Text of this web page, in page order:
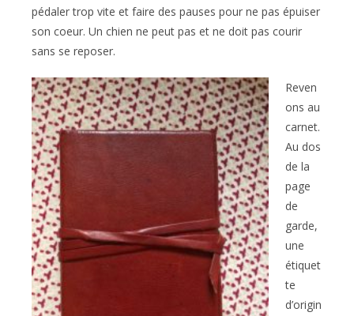
pédaler trop vite et faire des pauses pour ne pas épuiser
son coeur. Un chien ne peut pas et ne doit pas courir
sans se reposer.
Reven
ons au
carnet.
Au dos
de la
page
de
garde,
une
étiquet
te
d’origin